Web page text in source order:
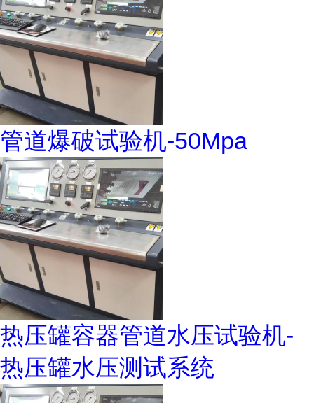
管道爆破试验机-50Mpa
热压罐容器管道水压试验机-
热压罐水压测试系统